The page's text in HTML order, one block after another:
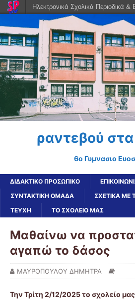
ραντεβού
6o Γυμνασιο
ΔΙΔΑΚΤΙΚΟ ΠΡΟΣΩΠΙΚΟ
ΣΥΝΤΑΚΤΙΚΗ ΟΜΑΔΑ
ΣΧΕΤΙΚΑ ΜΕ
ΤΕΥΧΗ
ΤΟ ΣΧΟΛΕΙΟ ΜΑΣ
Μαθαίνω να
αγαπώ το δάσος
ΜΑΥΡΟΠΟΥΛΟΥ ΔΗΜΗΤΡΑ
Την Τρίτη 2/12/2025 το σχολείο
Ηλεκτρονικά Σχολικά Περιοδικά &